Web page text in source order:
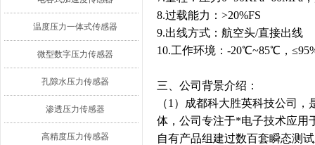
温度压力一体式传感器
微型数字压力传感器
孔隙水压力传感器
渗透压力传感器
高精度压力传感器
8.过载能力：>20%FS
9.出线方式：航空头/直接出线
10.工作环境：-20℃~85℃，
三、公司背景介绍：
（1）成都科大胜英科技公司
体，公司专注于*电子技术应用
自有产品组建过数百套瞬态测